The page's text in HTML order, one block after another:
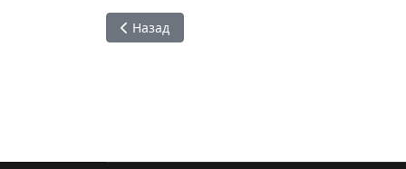
Предыдущий: История санкиртаны. Можно я
Назад